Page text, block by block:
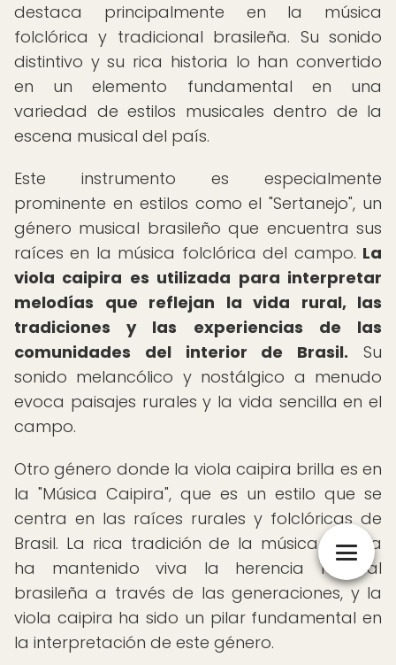
destaca principalmente en la música
folclórica y tradicional brasileña. Su sonido
distintivo y su rica historia lo han convertido
en un elemento fundamental en una
variedad de estilos musicales dentro de la
escena musical del país.
Este instrumento es especialmente
prominente en estilos como el "Sertanejo", un
género musical brasileño que encuentra sus
raíces en la música folclórica del campo. La
viola caipira es utilizada para interpretar
melodías que reflejan la vida rural, las
tradiciones y las experiencias de las
comunidades del interior de Brasil. Su
sonido melancólico y nostálgico a menudo
evoca paisajes rurales y la vida sencilla en el
campo.
Otro género donde la viola caipira brilla es en
la "Música Caipira", que es un estilo que se
centra en las raíces rurales y folclóricas de
Brasil. La rica tradición de la música caipira
ha mantenido viva la herencia musical
brasileña a través de las generaciones, y la
viola caipira ha sido un pilar fundamental en
la interpretación de este género.